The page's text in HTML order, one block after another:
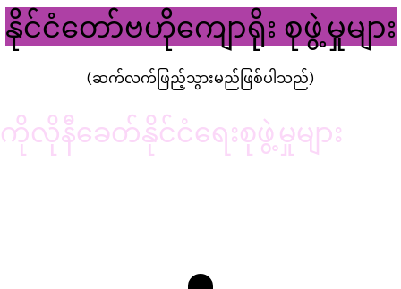
နိုင်ငံတော်ဗဟိုကျောရိုး စုဖွဲ့မှုများ
(ဆက်လက်ဖြည့်သွားမည်ဖြစ်ပါသည်)
ကိုလိုနီခေတ်နိုင်ငံရေးစုဖွဲ့မှုများ